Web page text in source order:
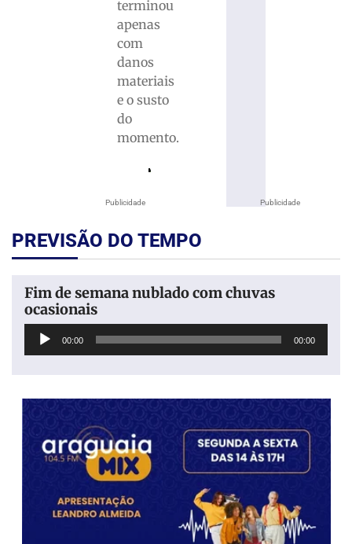
Publicidade
terminou
apenas
com
danos
materiais
e o susto
do
momento.
Publicidade
PREVISÃO DO TEMPO
Fim de semana nublado com chuvas
ocasionais
Tocador
00:00 00:00